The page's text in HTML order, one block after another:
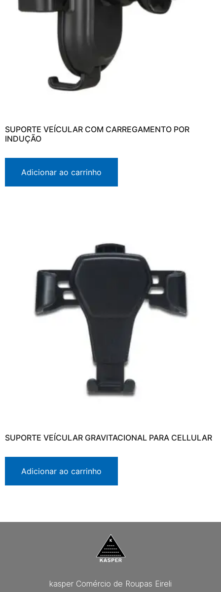
SUPORTE VEÍCULAR COM CARREGAMENTO POR
INDUÇÃO
Adicionar ao carrinho
SUPORTE VEÍCULAR GRAVITACIONAL PARA CELLULAR
Adicionar ao carrinho
kasper Comércio de Roupas Eireli